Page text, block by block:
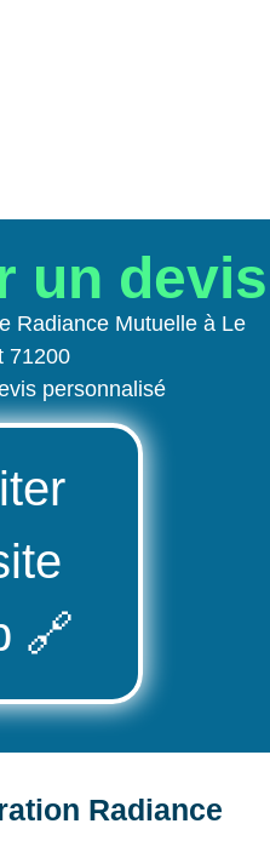
un devis
Radiance Mutuelle à Le
71200
personnalisé
🔗
Radiance